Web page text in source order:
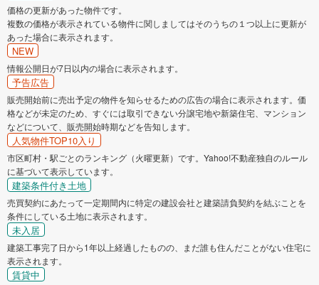
価格の更新があった物件です。
複数の価格が表示されている物件に関しましてはそのうちの１つ以上に更新が
あった場合に表示されます。
NEW
情報公開日が7日以内の場合に表示されます。
予告広告
販売開始前に売出予定の物件を知らせるための広告の場合に表示されます。価
格などが未定のため、すぐには取引できない分譲宅地や新築住宅、マンション
などについて、販売開始時期などを告知します。
人気物件TOP10入り
市区町村・駅ごとのランキング（火曜更新）です。Yahoo!不動産独自のルール
に基づいて表示しています。
建築条件付き土地
売買契約にあたって一定期間内に特定の建設会社と建築請負契約を結ぶことを
条件にしている土地に表示されます。
未入居
建築工事完了日から1年以上経過したものの、まだ誰も住んだことがない住宅に
表示されます。
賃貸中